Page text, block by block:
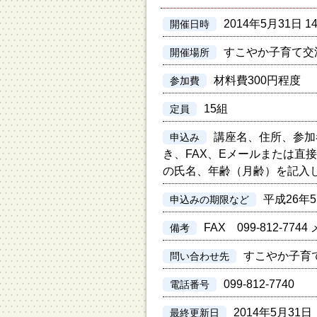
開催日時 2014年5月31日
開催場所 すこやか子育て
参加費 材料費300円程度
定員 15組
申込み
講座名、住所、参
き、FAX、Eメールまたは直
の氏名、年齢（月齢）を記入
申込みの期限など 平成26年
備考 FAX 099-812-7744
問い合わせ先 すこやか子育
電話番号 099-812-7740
最終更新日 2014年5月31日